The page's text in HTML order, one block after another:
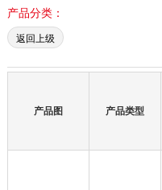
产品分类：
返回上级
产品图 产品类型